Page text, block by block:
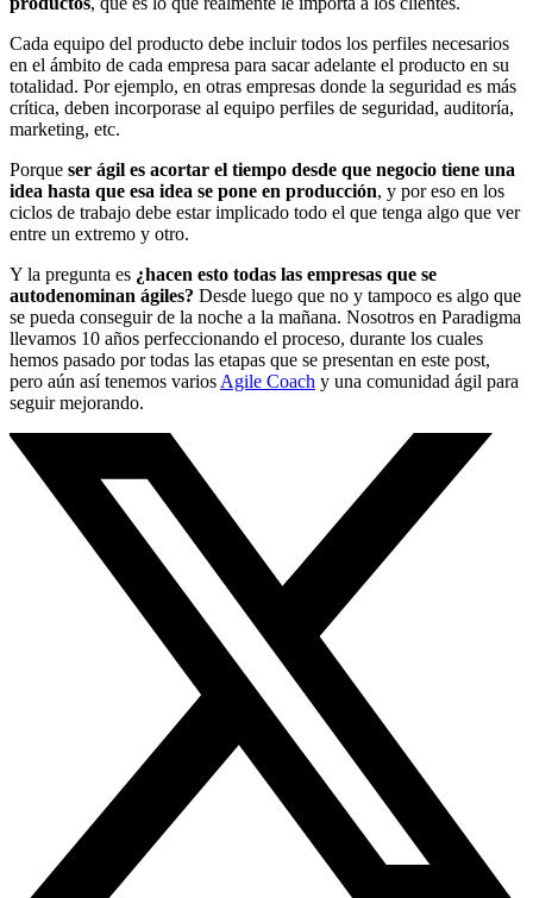
Cada equipo del producto debe incluir todos los perfiles necesarios
en el ámbito de cada empresa para sacar adelante el producto en su
totalidad. Por ejemplo, en otras empresas donde la seguridad es más
crítica, deben incorporase al equipo perfiles de seguridad, auditoría,
marketing, etc.
Porque ser ágil es acortar el tiempo desde que negocio tiene una
idea hasta que esa idea se pone en producción, y por eso en los
ciclos de trabajo debe estar implicado todo el que tenga algo que ver
entre un extremo y otro.
Y la pregunta es ¿hacen esto todas las empresas que se
autodenominan ágiles? Desde luego que no y tampoco es algo que
se pueda conseguir de la noche a la mañana. Nosotros en Paradigma
llevamos 10 años perfeccionando el proceso, durante los cuales
hemos pasado por todas las etapas que se presentan en este post,
pero aún así tenemos varios Agile Coach y una comunidad ágil para
seguir mejorando.